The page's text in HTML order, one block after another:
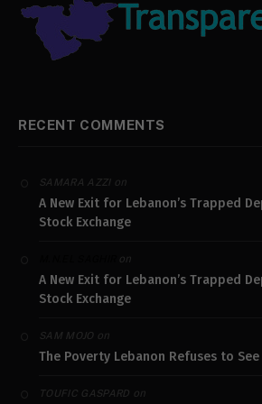
RECENT COMMENTS
SAMARA AZZIon
A New Exit for Lebanon’s Trapped
Stock Exchange
on
A New Exit for Lebanon’s Trapped
Stock Exchange
SAM MOJO on
The Poverty Lebanon Refuses to See
TOUFIC GASPARD on